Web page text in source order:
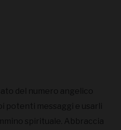
del numero angelico
potenti messaggi e usarli
spirituale. Abbraccia